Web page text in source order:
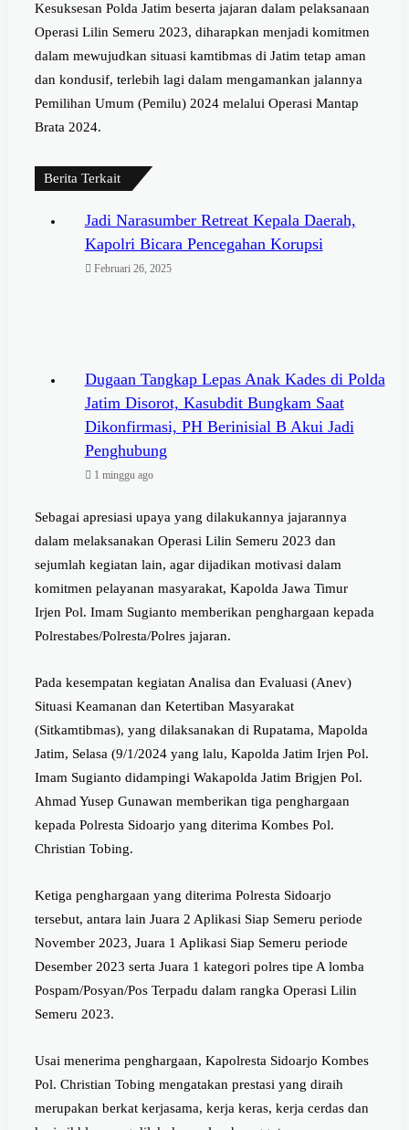
Kesuksesan Polda Jatim beserta jajaran dalam pelaksanaan
Operasi Lilin Semeru 2023, diharapkan menjadi komitmen
dalam mewujudkan situasi kamtibmas di Jatim tetap aman
dan kondusif, terlebih lagi dalam mengamankan jalannya
Pemilihan Umum (Pemilu) 2024 melalui Operasi Mantap
Brata 2024.
Berita Terkait
Jadi Narasumber Retreat Kepala Daerah,
Kapolri Bicara Pencegahan Korupsi
Februari 26, 2025
Dugaan Tangkap Lepas Anak Kades di Polda
Jatim Disorot, Kasubdit Bungkam Saat
Dikonfirmasi, PH Berinisial B Akui Jadi
Penghubung
1 minggu ago
Sebagai apresiasi upaya yang dilakukannya jajarannya
dalam melaksanakan Operasi Lilin Semeru 2023 dan
sejumlah kegiatan lain, agar dijadikan motivasi dalam
komitmen pelayanan masyarakat, Kapolda Jawa Timur
Irjen Pol. Imam Sugianto memberikan penghargaan kepada
Polrestabes/Polresta/Polres jajaran.
Pada kesempatan kegiatan Analisa dan Evaluasi (Anev)
Situasi Keamanan dan Ketertiban Masyarakat
(Sitkamtibmas), yang dilaksanakan di Rupatama, Mapolda
Jatim, Selasa (9/1/2024 yang lalu, Kapolda Jatim Irjen Pol.
Imam Sugianto didampingi Wakapolda Jatim Brigjen Pol.
Ahmad Yusep Gunawan memberikan tiga penghargaan
kepada Polresta Sidoarjo yang diterima Kombes Pol.
Christian Tobing.
Ketiga penghargaan yang diterima Polresta Sidoarjo
tersebut, antara lain Juara 2 Aplikasi Siap Semeru periode
November 2023, Juara 1 Aplikasi Siap Semeru periode
Desember 2023 serta Juara 1 kategori polres tipe A lomba
Pospam/Posyan/Pos Terpadu dalam rangka Operasi Lilin
Semeru 2023.
Usai menerima penghargaan, Kapolresta Sidoarjo Kombes
Pol. Christian Tobing mengatakan prestasi yang diraih
merupakan berkat kerjasama, kerja keras, kerja cerdas dan